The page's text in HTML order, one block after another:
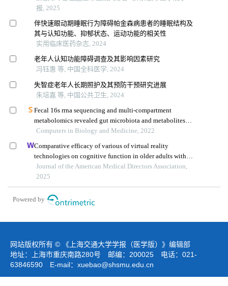
报, 2025
伴快速眼动期睡眠行为障碍帕金森病患者的睡眠结构及
其与认知功能、抑郁状态、运动功能的相关性
实用临床医药杂志, 2024
老年人认知功能障碍调查及其影响因素研究
冯钰惠 等, 中国全科医学, 2024
失智症老年人长期照护及其预防干预研究进展
朱培嘉 等, 中国公共卫生, 2024
Fecal 16s rrna sequencing and multi-compartment
metabolomics revealed gut microbiota and metabolites
interactions in app/ps1 mice
Computers in Biology and Medicine, 2022
Comparative efficacy of various of virtual reality
technologies on cognitive function in older adults with
mild cognitive impairment: a systematic review and
network meta-analysis
Journal of the American Medical Directors Association,
2025
Powered by
网站版权所有 © 《上海交通大学学报（医学版）》编辑部
地址：上海市重庆南路280号 邮编：200025 电话：021-
63846590 E-mail： xuebao@shsmu.edu.cn